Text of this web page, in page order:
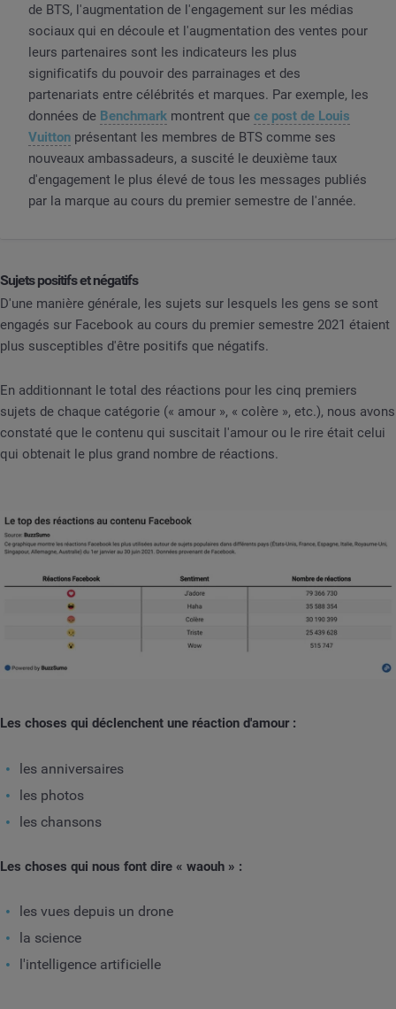
de BTS, l'augmentation de l'engagement sur les médias
sociaux qui en découle et l'augmentation des ventes pour
leurs partenaires sont les indicateurs les plus
significatifs du pouvoir des parrainages et des
partenariats entre célébrités et marques. Par exemple, les
données de Benchmarkmontrent que ce post de Louis
Vuittonprésentant les membres de BTS comme ses
nouveaux ambassadeurs, a suscité le deuxième taux
d'engagement le plus élevé de tous les messages publiés
par la marque au cours du premier semestre de l'année.
Sujets positifs et négatifs
D'une manière générale, les sujets sur lesquels les gens se sont
engagés sur Facebook au cours du premier semestre 2021 étaient
plus susceptibles d'être positifs que négatifs.
En additionnant le total des réactions pour les cinq premiers
sujets de chaque catégorie (« amour », « colère », etc.), nous avons
constaté que le contenu qui suscitait l'amour ou le rire était celui
qui obtenait le plus grand nombre de réactions.
Les choses qui déclenchent une réaction d'amour :
les anniversaires
les photos
les chansons
Les choses qui nous font dire « waouh » :
les vues depuis un drone
la science
l'intelligence artificielle